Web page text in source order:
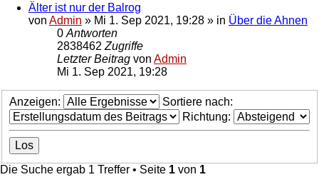
Älter ist nur der Balrog
von Admin » Mi 1. Sep 2021, 19:28 » in Über die Ahnen
0 Antworten
2838462 Zugriffe
Letzter Beitrag von Admin
Mi 1. Sep 2021, 19:28
Anzeigen:
Sortiere nach:
Richtung:
Die Suche ergab 1 Treffer • Seite 1 von 1